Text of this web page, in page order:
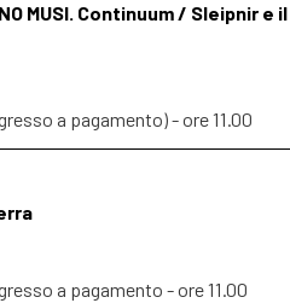
MUSI. Continuum / Sleipnir e il
a pagamento) - ore 11.00
a pagamento - ore 11.00